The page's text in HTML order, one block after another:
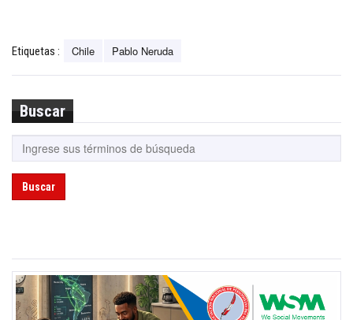
Etiquetas : Chile Pablo Neruda
Buscar
Buscar